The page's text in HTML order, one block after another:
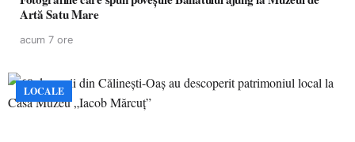
Artă Satu Mare
acum 7 ore
LOCALE